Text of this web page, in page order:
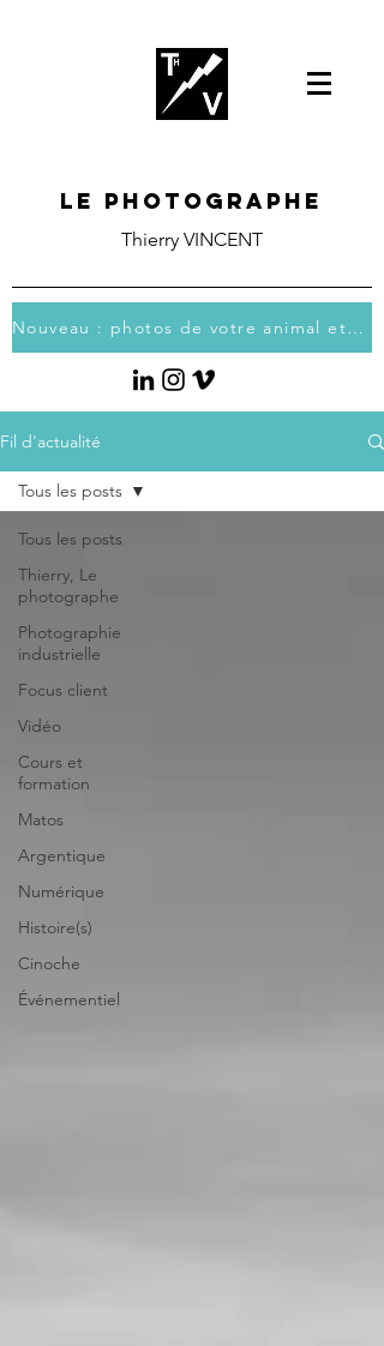
Le photographe
Thierry VINCENT
Nouveau : photos de votre animal et vous
Fil d'actualité
Tous les posts
Thierry, Le
photographe
Photographie
industrielle
Focus client
Vidéo
Cours et
formation
Matos
Argentique
Numérique
Histoire(s)
Cinoche
Événementiel
Tous les posts